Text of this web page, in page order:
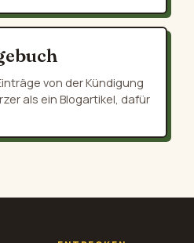
von der Kündigung
als ein Blogartikel, dafür